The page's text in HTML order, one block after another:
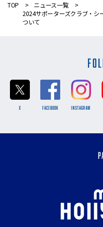
TOP
ニュース一覧
2024サポーターズクラブ・シ
ついて
X FACEBOOK INSTAGRAM